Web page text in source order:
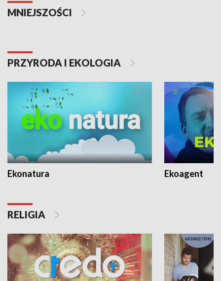
MNIEJSZOŚCI
PRZYRODA I EKOLOGIA
Ekonatura Ekoagent
RELIGIA